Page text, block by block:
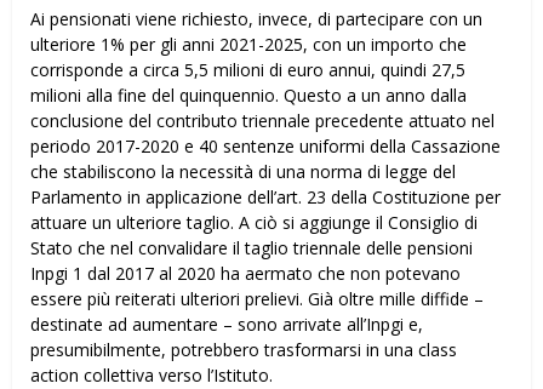
Ai pensionati viene richiesto, invece, di partecipare con un
ulteriore 1% per gli anni 2021-2025, con un importo che
corrisponde a circa 5,5 milioni di euro annui, quindi 27,5
milioni alla fine del quinquennio. Questo a un anno dalla
conclusione del contributo triennale precedente attuato nel
periodo 2017-2020 e 40 sentenze uniformi della Cassazione
che stabiliscono la necessità di una norma di legge del
Parlamento in applicazione dell’art. 23 della Costituzione per
attuare un ulteriore taglio. A ciò si aggiunge il Consiglio di
Stato che nel convalidare il taglio triennale delle pensioni
Inpgi 1 dal 2017 al 2020 ha affermato che non potevano
essere più reiterati ulteriori prelievi. Già oltre mille diffide –
destinate ad aumentare – sono arrivate all’Inpgi e,
presumibilmente, potrebbero trasformarsi in una class
action collettiva verso l’Istituto.